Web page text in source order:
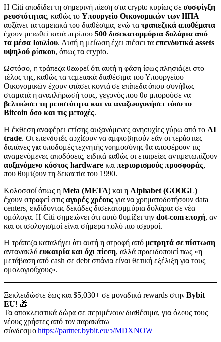
Η Citi αποδίδει τη σημερινή πίεση στα crypto κυρίως σε συσφίγξη
ρευστότητας, καθώς το Υπουργείο Οικονομικών των ΗΠΑ
αυξάνει τα ταμειακά του διαθέσιμα, ενώ τα τραπεζικά αποθέματα
έχουν μειωθεί κατά περίπου 500 δισεκατομμύρια δολάρια από
τα μέσα Ιουλίου. Αυτή η μείωση έχει πιέσει τα επενδυτικά assets
υψηλού ρίσκου, όπως τα crypto.
Ωστόσο, η τράπεζα θεωρεί ότι αυτή η φάση ίσως πλησιάζει στο
τέλος της, καθώς τα ταμειακά διαθέσιμα του Υπουργείου
Οικονομικών έχουν φτάσει κοντά σε επίπεδα όπου συνήθως
σταματά η αναπλήρωσή τους, γεγονός που θα μπορούσε να
βελτιώσει τη ρευστότητα και να αναζωογονήσει τόσο το
Bitcoin όσο και τις μετοχές.
Η έκθεση αναφέρει επίσης αυξανόμενες ανησυχίες γύρω από το AI
trade. Οι επενδυτές αρχίζουν να αμφισβητούν εάν οι τεράστιες
δαπάνες για υποδομές τεχνητής νοημοσύνης θα αποφέρουν τις
αναμενόμενες αποδόσεις, ειδικά καθώς οι εταιρείες αντιμετωπίζουν
αυξανόμενο κόστος hardware και περιορισμούς προσφοράς,
που θυμίζουν τη δεκαετία του 1990.
Κολοσσοί όπως η Meta (META) και η Alphabet (GOOGL)
έχουν στραφεί στις αγορές χρέους για να χρηματοδοτήσουν data
centers, εκδίδοντας δεκάδες δισεκατομμύρια δολάρια σε νέα
ομόλογα. Η Citi σημειώνει ότι αυτό θυμίζει την dot-com εποχή, αν
και οι ισολογισμοί είναι σήμερα πολύ πιο ισχυροί.
Η τράπεζα καταλήγει ότι αυτή η στροφή από μετρητά σε πίστωση
αντανακλά ευκαιρία και όχι πίεση, αλλά προειδοποιεί πως «η
μετάβαση από cash σε debt σπάνια είναι θετική εξέλιξη για τους
ομολογιούχους».
Ξεκλειδώστε έως και $5,030+ σε μοναδικά rewards στην Bybit
EU! 🎁
Τα αποκλειστικά δώρα σε περιμένουν διαθέσιμα, για όλους τους
νέους χρήστες από τον παρακάτω
σύνδεσμο https://partner.bybit.eu/b/MDXNOW